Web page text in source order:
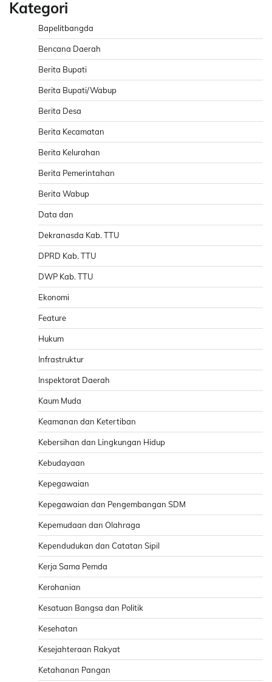
Kategori
Bapelitbangda
Bencana Daerah
Berita Bupati
Berita Bupati/Wabup
Berita Desa
Berita Kecamatan
Berita Kelurahan
Berita Pemerintahan
Berita Wabup
Data dan
Dekranasda Kab. TTU
DPRD Kab. TTU
DWP Kab. TTU
Ekonomi
Feature
Hukum
Infrastruktur
Inspektorat Daerah
Kaum Muda
Keamanan dan Ketertiban
Kebersihan dan Lingkungan Hidup
Kebudayaan
Kepegawaian
Kepegawaian dan Pengembangan SDM
Kepemudaan dan Olahraga
Kependudukan dan Catatan Sipil
Kerja Sama Pemda
Kerohanian
Kesatuan Bangsa dan Politik
Kesehatan
Kesejahteraan Rakyat
Ketahanan Pangan